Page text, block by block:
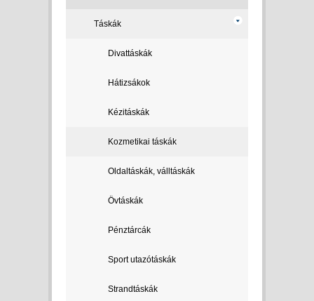
Táskák
Divattáskák
Hátizsákok
Kézitáskák
Kozmetikai táskák
Oldaltáskák, válltáskák
Övtáskák
Pénztárcák
Sport utazótáskák
Strandtáskák